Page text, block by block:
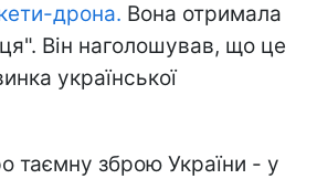
дрона. Вона отримала
Він наголошував, що це
української
таємну зброю України - у